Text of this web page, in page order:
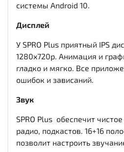
системы Android 10.
Дисплей
У SPRO Plus приятный IPS
1280x720р. Анимация и
гладко и мягко. Все
ошибок и зависаний.
Звук
SPRO Plus обеспечит
радио, подкастов. 16+16
позволит настроить